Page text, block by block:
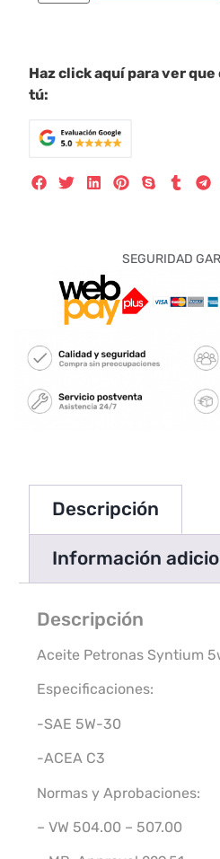
Haz click aquí para ver
tú:
SEGURIDAD
Descripción
Información
Descripción
Aceite Petronas Syntium
Especificaciones:
-SAE 5W-30
-ACEA C3
Normas y Aprobaciones:
– VW 504.00 – 507.00